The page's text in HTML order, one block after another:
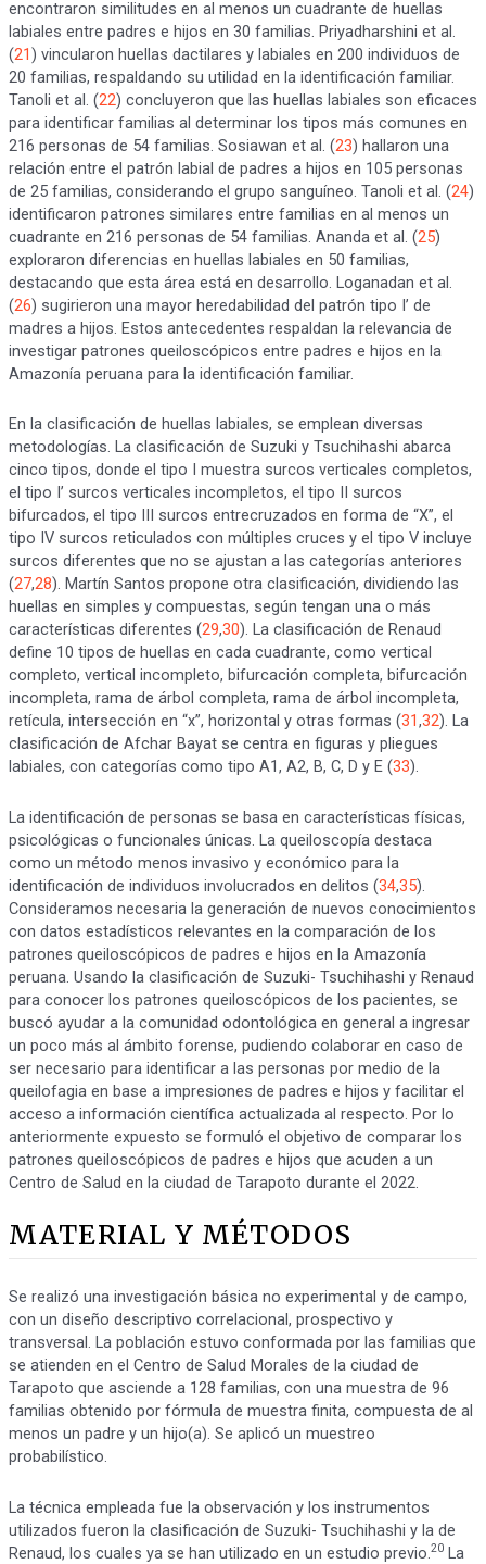
encontraron similitudes en al menos un cuadrante de huellas
labiales entre padres e hijos en 30 familias. Priyadharshini et al.
(21) vincularon huellas dactilares y labiales en 200 individuos de
20 familias, respaldando su utilidad en la identificación familiar.
Tanoli et al. (22) concluyeron que las huellas labiales son eficaces
para identificar familias al determinar los tipos más comunes en
216 personas de 54 familias. Sosiawan et al. (23) hallaron una
relación entre el patrón labial de padres a hijos en 105 personas
de 25 familias, considerando el grupo sanguíneo. Tanoli et al. (24)
identificaron patrones similares entre familias en al menos un
cuadrante en 216 personas de 54 familias. Ananda et al. (25)
exploraron diferencias en huellas labiales en 50 familias,
destacando que esta área está en desarrollo. Loganadan et al.
(26) sugirieron una mayor heredabilidad del patrón tipo I’ de
madres a hijos. Estos antecedentes respaldan la relevancia de
investigar patrones queiloscópicos entre padres e hijos en la
Amazonía peruana para la identificación familiar.
En la clasificación de huellas labiales, se emplean diversas
metodologías. La clasificación de Suzuki y Tsuchihashi abarca
cinco tipos, donde el tipo I muestra surcos verticales completos,
el tipo I’ surcos verticales incompletos, el tipo II surcos
bifurcados, el tipo III surcos entrecruzados en forma de “X”, el
tipo IV surcos reticulados con múltiples cruces y el tipo V incluye
surcos diferentes que no se ajustan a las categorías anteriores
(27,28). Martín Santos propone otra clasificación, dividiendo las
huellas en simples y compuestas, según tengan una o más
características diferentes (29,30). La clasificación de Renaud
define 10 tipos de huellas en cada cuadrante, como vertical
completo, vertical incompleto, bifurcación completa, bifurcación
incompleta, rama de árbol completa, rama de árbol incompleta,
retícula, intersección en “x”, horizontal y otras formas (31,32). La
clasificación de Afchar Bayat se centra en figuras y pliegues
labiales, con categorías como tipo A1, A2, B, C, D y E (33).
La identificación de personas se basa en características físicas,
psicológicas o funcionales únicas. La queiloscopía destaca
como un método menos invasivo y económico para la
identificación de individuos involucrados en delitos (34,35).
Consideramos necesaria la generación de nuevos conocimientos
con datos estadísticos relevantes en la comparación de los
patrones queiloscópicos de padres e hijos en la Amazonía
peruana. Usando la clasificación de Suzuki- Tsuchihashi y Renaud
para conocer los patrones queiloscópicos de los pacientes, se
buscó ayudar a la comunidad odontológica en general a ingresar
un poco más al ámbito forense, pudiendo colaborar en caso de
ser necesario para identificar a las personas por medio de la
queilofagia en base a impresiones de padres e hijos y facilitar el
acceso a información científica actualizada al respecto. Por lo
anteriormente expuesto se formuló el objetivo de comparar los
patrones queiloscópicos de padres e hijos que acuden a un
Centro de Salud en la ciudad de Tarapoto durante el 2022.
MATERIAL Y MÉTODOS
Se realizó una investigación básica no experimental y de campo,
con un diseño descriptivo correlacional, prospectivo y
transversal. La población estuvo conformada por las familias que
se atienden en el Centro de Salud Morales de la ciudad de
Tarapoto que asciende a 128 familias, con una muestra de 96
familias obtenido por fórmula de muestra finita, compuesta de al
menos un padre y un hijo(a). Se aplicó un muestreo
probabilístico.
La técnica empleada fue la observación y los instrumentos
utilizados fueron la clasificación de Suzuki- Tsuchihashi y la de
Renaud, los cuales ya se han utilizado en un estudio previo.20La